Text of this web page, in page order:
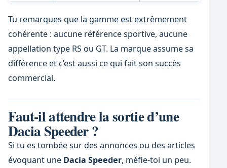
Tu remarques que la gamme est extrêmement
cohérente : aucune référence sportive, aucune
appellation type RS ou GT. La marque assume sa
différence et c’est aussi ce qui fait son succès
commercial.
Faut-il attendre la sortie d’une
Dacia Speeder ?
Si tu es tombée sur des annonces ou des articles
évoquant une Dacia Speeder, méfie-toi un peu.